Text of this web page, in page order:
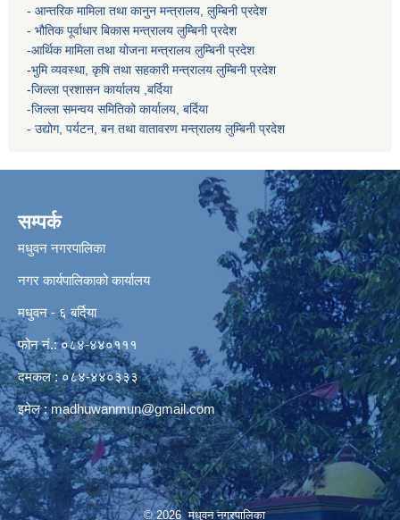
- आन्तरिक मामिला तथा कानुन मन्त्रालय, लुम्बिनी प्रदेश
- भौतिक पूर्वाधार बिकास मन्त्रालय लुम्बिनी प्रदेश
-आर्थिक मामिला तथा योजना मन्त्रालय लुम्बिनी प्रदेश
-भुमि व्यवस्था, कृषि तथा सहकारी मन्त्रालय लुम्बिनी प्रदेश
-जिल्ला प्रशासन कार्यालय ,बर्दिया
-जिल्ला समन्वय समितिको कार्यालय, बर्दिया
- उद्योग, पर्यटन, बन तथा वातावरण मन्त्रालय लुम्बिनी प्रदेश
सम्पर्क
मधुवन नगरपालिका
नगर कार्यपालिकाको कार्यालय
मधुवन - ६ बर्दिया
फोन नं.: ०८४-४४०१११
दमकल : ०८४-४४०३३३
इमेल :madhuwanmun@gmail.com
© 2026 मधुवन नगरपालिका